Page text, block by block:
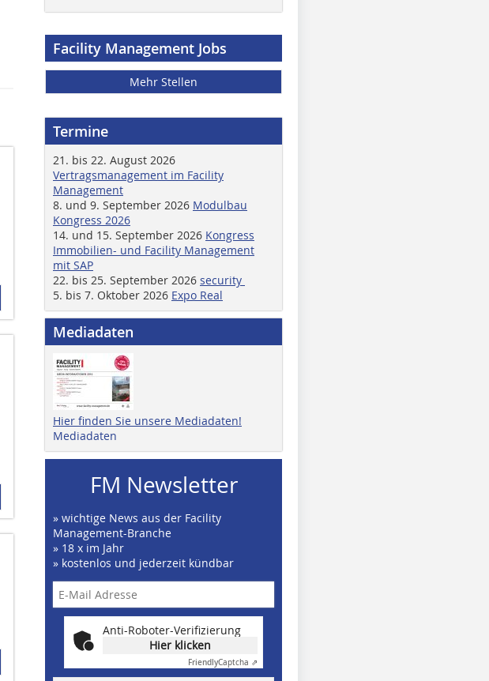
Facility Management Jobs
Mehr Stellen
Termine
21. bis 22. August 2026
Vertragsmanagement im Facility
Management
8. und 9. September 2026 Modulbau
Kongress 2026
14. und 15. September 2026 Kongress
Immobilien- und Facility Management
mit SAP
22. bis 25. September 2026 security
5. bis 7. Oktober 2026 Expo Real
Mediadaten
Hier finden Sie unsere Mediadaten!
Mediadaten
FM Newsletter
» wichtige News aus der Facility
Management-Branche
» 18 x im Jahr
» kostenlos und jederzeit kündbar
Anti-Roboter-Verifizierung
Hier klicken
FriendlyCaptcha ⇗